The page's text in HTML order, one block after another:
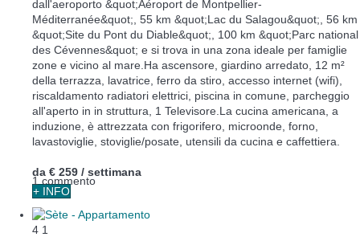
dall'aeroporto &quot;Aéroport de Montpellier-
Méditerranée&quot;, 55 km &quot;Lac du Salagou&quot;, 56 km
&quot;Site du Pont du Diable&quot;, 100 km &quot;Parc national
des Cévennes&quot; e si trova in una zona ideale per famiglie
zone e vicino al mare.Ha ascensore, giardino arredato, 12 m²
della terrazza, lavatrice, ferro da stiro, accesso internet (wifi),
riscaldamento radiatori elettrici, piscina in comune, parcheggio
all'aperto in in struttura, 1 Televisore.La cucina americana, a
induzione, è attrezzata con frigorifero, microonde, forno,
lavastoviglie, stoviglie/posate, utensili da cucina e caffettiera.
1 commento
da € 259 / settimana
+ INFO
4 1